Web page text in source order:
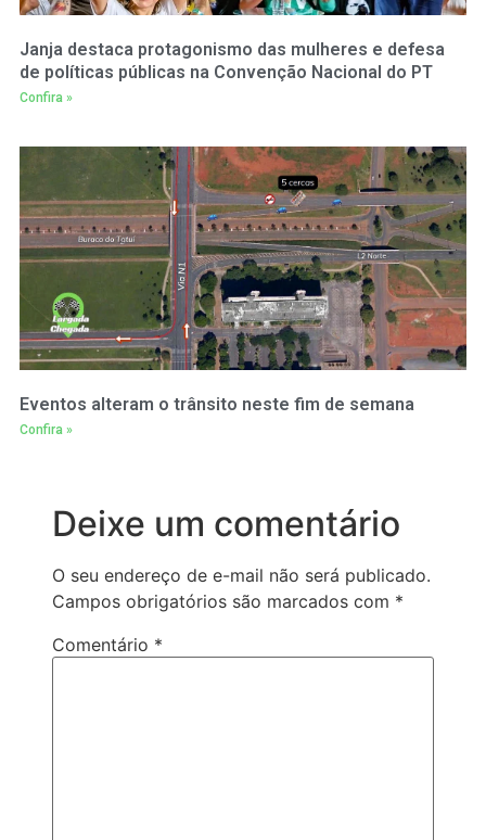
Janja destaca protagonismo das mulheres e defesa
de políticas públicas na Convenção Nacional do PT
Confira »
Eventos alteram o trânsito neste fim de semana
Confira »
Deixe um comentário
O seu endereço de e-mail não será publicado.
Campos obrigatórios são marcados com *
Comentário *